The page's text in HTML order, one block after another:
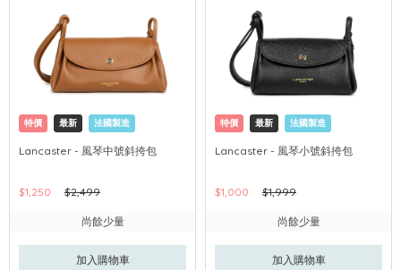
特價 最新 法國製造
Lancaster - 風琴中號斜挎包
$1,250 $2,499
尚餘少量
加入購物車
特價 最新 法國製造
Lancaster - 風琴小號斜挎包
$1,000 $1,999
尚餘少量
加入購物車